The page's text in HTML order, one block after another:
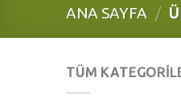
ANA SAYFA /
TÜM